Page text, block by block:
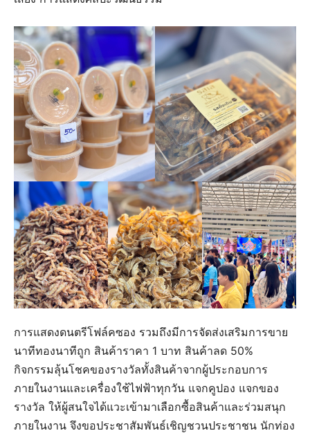
การแสดงดนตรีโฟล์คซอง รวมถึงมีการจัดส่งเสริมการขาย
นาทีทองนาทีถูก สินค้าราคา 1 บาท สินค้าลด 50%
กิจกรรมลุ้นโชคของรางวัลทั้งสินค้าจากผู้ประกอบการ
ภายในงานและเครื่องใช้ไฟฟ้าทุกวัน แจกคูปอง แจกของ
รางวัล ให้ผู้สนใจได้แวะเข้ามาเลือกซื้อสินค้าและร่วมสนุก
ภายในงาน จึงขอประชาสัมพันธ์เชิญชวนประชาชน นักท่อง